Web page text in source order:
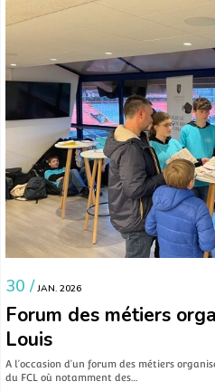
30 / JAN. 2026
Forum des métiers
Louis
A l’occasion d’un forum des métiers
du FCL où notamment des…